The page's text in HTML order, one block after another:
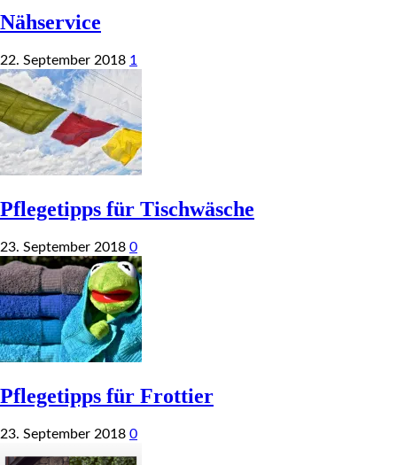
Nähservice
22. September 2018 1
Pflegetipps für Tischwäsche
23. September 2018 0
Pflegetipps für Frottier
23. September 2018 0